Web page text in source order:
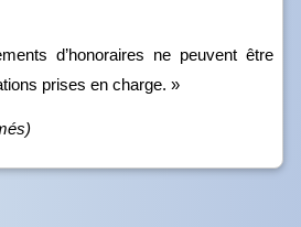
d’honoraires ne peuvent être
prises en charge. »